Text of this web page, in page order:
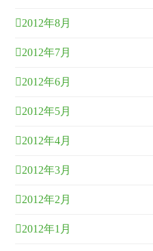
2012年8月
2012年7月
2012年6月
2012年5月
2012年4月
2012年3月
2012年2月
2012年1月